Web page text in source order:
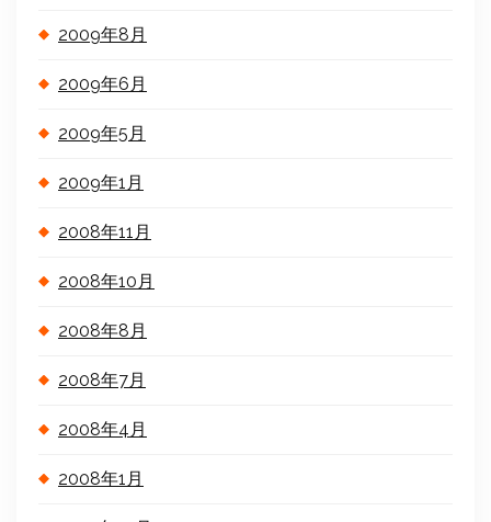
2009年8月
2009年6月
2009年5月
2009年1月
2008年11月
2008年10月
2008年8月
2008年7月
2008年4月
2008年1月